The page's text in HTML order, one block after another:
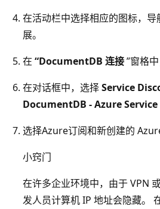
在活动栏中选择相应的图标，导
展。
在 “DocumentDB 连接”窗格
在对话框中，选择Service
DocumentDB - Azure
选择Azure订阅和新创建的
小窍门
在许多企业环境中，由于 VPN
发人员计算机 IP 地址会隐藏。